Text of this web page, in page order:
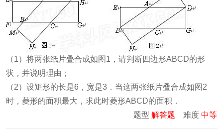
（1）将两张纸片叠合成如图1，请判断四边形ABCD的形
状，并说明理由；
（2）设矩形的长是6，宽是3．当这两张纸片叠合成如图2
时，菱形的面积最大，求此时菱形ABCD的面积．
题型 解答题 难度 中等